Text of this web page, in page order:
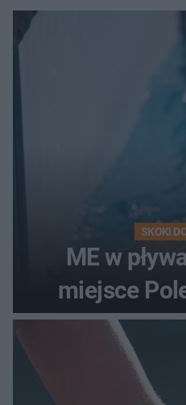
SKOKI
ME w
miejsce